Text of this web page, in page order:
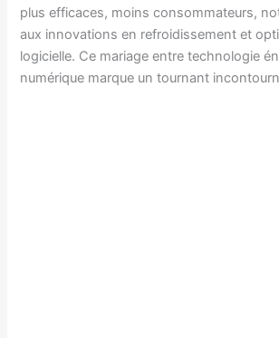
plus efficaces, moins consommateurs,
aux innovations en refroidissement et
logicielle. Ce mariage entre technologie
numérique marque un tournant